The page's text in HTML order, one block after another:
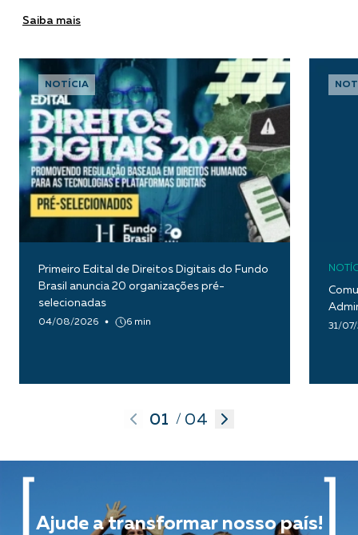
Saiba mais
NOTÍCIA
Primeiro Edital de Direitos Digitais do Fundo
Brasil anuncia 20 organizações pré-
selecionadas
04/08/2026 6 min 31/
01 / 04
Ajude a transformar nosso país!